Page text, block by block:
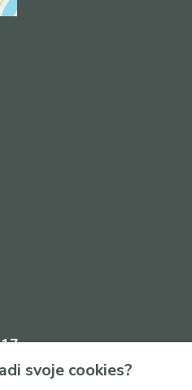
- 12:00)
svoje cookies?